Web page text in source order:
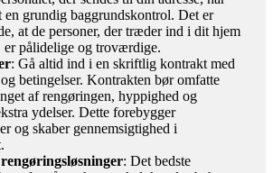
en grundig baggrundskontrol. Det er
at de personer, der træder ind i dit hjem
er pålidelige og troværdige.
: Gå altid ind i en skriftlig kontrakt med
betingelser. Kontrakten bør omfatte
af rengøringen, hyppighed og
ydelser. Dette forebygger
og skaber gennemsigtighed i
: Det bedste